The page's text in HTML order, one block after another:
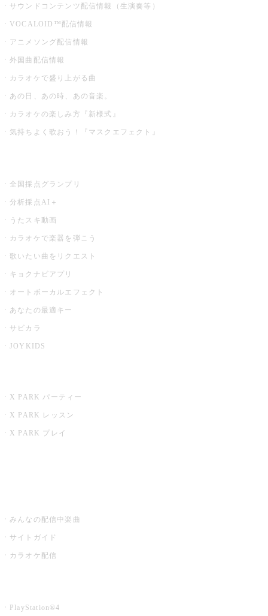
サウンドコンテンツ配信情報（生演奏等）
VOCALOID™配信情報
アニメソング配信情報
外国曲配信情報
カラオケで盛り上がる曲
あの日、あの時、あの音楽。
カラオケの楽しみ方『新様式』
気持ちよく歌おう！『マスクエフェクト』
全国採点グランプリ
分析採点AI＋
うたスキ動画
カラオケで楽器を弾こう
歌いたい曲をリクエスト
キョクナビアプリ
オートボーカルエフェクト
あなたの最適キー
サビカラ
JOYKIDS
X PARK パーティー
X PARK レッスン
X PARK プレイ
みんなの配信中楽曲
サイトガイド
カラオケ配信
PlayStation®4